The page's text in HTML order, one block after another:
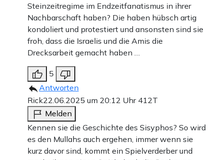
Steinzeitregime im Endzeitfanatismus in ihrer
Nachbarschaft haben? Die haben hübsch artig
kondoliert und protestiert und ansonsten sind sie
froh, dass die Israelis und die Amis die
Drecksarbeit gemacht haben …
5
Antworten
Rick22.06.2025 um 20:12 Uhr 412T
Melden
Kennen sie die Geschichte des Sisyphos? So wird
es den Mullahs auch ergehen, immer wenn sie
kurz davor sind, kommt ein Spielverderber und